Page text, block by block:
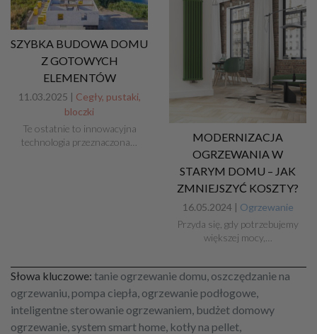
SZYBKA BUDOWA DOMU
Z GOTOWYCH
ELEMENTÓW
11.03.2025 | Cegły, pustaki,
bloczki
Te ostatnie to innowacyjna
technologia przeznaczona…
MODERNIZACJA
OGRZEWANIA W
STARYM DOMU – JAK
ZMNIEJSZYĆ KOSZTY?
16.05.2024 | Ogrzewanie
Przyda się, gdy potrzebujemy
większej mocy,…
Słowa kluczowe: tanie ogrzewanie domu, oszczędzanie na
ogrzewaniu, pompa ciepła, ogrzewanie podłogowe,
inteligentne sterowanie ogrzewaniem, budżet domowy
ogrzewanie, system smart home, kotły na pellet,